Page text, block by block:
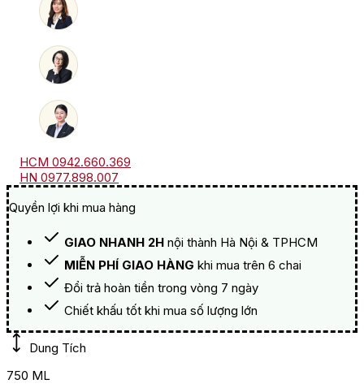
HCM 0942.660.369
HN 0977.898.007
Quyền lợi khi mua hàng
GIAO NHANH 2H nội thành Hà Nội & TPHCM
MIỄN PHÍ GIAO HÀNG khi mua trên 6 chai
Đổi trả hoàn tiền trong vòng 7 ngày
Chiết khấu tốt khi mua số lượng lớn
Dung Tích
750 ML